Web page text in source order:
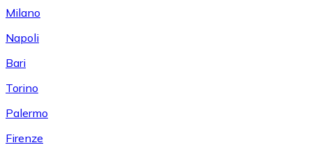
Milano
Napoli
Bari
Torino
Palermo
Firenze